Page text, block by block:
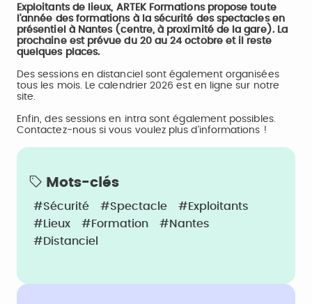
Exploitants de lieux, ARTEK Formations propose toute
l'année des formations à la sécurité des spectacles en
présentiel à Nantes (centre, à proximité de la gare). La
prochaine est prévue du 20 au 24 octobre et il reste
quelques places.
Des sessions en distanciel sont également organisées
tous les mois. Le calendrier 2026 est en ligne sur notre
site.
Enfin, des sessions en intra sont également possibles.
Contactez-nous si vous voulez plus d'informations !
Mots-clés
#Sécurité #Spectacle
#Exploitants
#Lieux
#Formation
#Nantes
#Distanciel